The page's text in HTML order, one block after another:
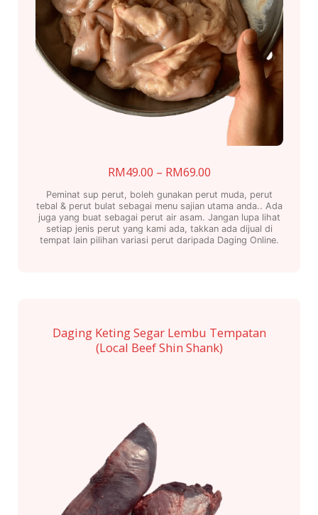
RM49.00 – RM69.00Price
range:
RM49.00
through
RM69.00
Peminat sup perut, boleh gunakan perut muda, perut
tebal & perut bulat sebagai menu sajian utama anda.. Ada
juga yang buat sebagai perut air asam. Jangan lupa lihat
setiap jenis perut yang kami ada, takkan ada dijual di
tempat lain pilihan variasi perut daripada Daging Online.
multiple
variants.
page
Daging Keting Segar Lembu Tempatan
(Local Beef Shin Shank)